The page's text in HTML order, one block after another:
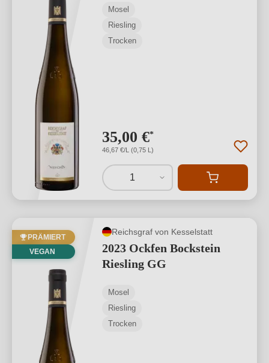
Mosel
Riesling
Trocken
35,00 €*
46,67 €/L (0,75 L)
1
PRÄMIERT
VEGAN
Reichsgraf von Kesselstatt
2023 Ockfen Bockstein
Riesling GG
Mosel
Riesling
Trocken